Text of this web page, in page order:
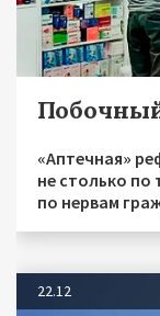
«Аптечная»
не столько по
по нервам
22.12